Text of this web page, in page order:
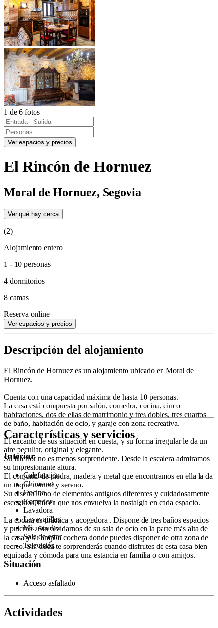
1 de 6 fotos
Ver espacios y precios
El Rincón de Hornuez
Moral de Hornuez, Segovia
Ver qué hay cerca
(2)
Alojamiento entero
1 - 10 personas
4 dormitorios
8 camas
Reserva online
Ver espacios y precios
Descripción del alojamiento
El Rincón de Hornuez es un alojamiento ubicado en Moral de
Hornuez.
Cuenta con una capacidad máxima de hasta 10 personas.
La casa está compuesta por salón, comedor, cocina, cinco
habitaciones, dos de ellas de matrimonio y tres dobles, tres cuartos
de baño, habitación de ocio, y garaje con zona recreativa.
El encanto de sus situación en cuesta, y su forma irregular le da un
aire peculiar, original y elegante.
Su interior no es menos sorprendente. Desde la escalera admiramos
su impresionante altura.
El conjunto de piedra, madera y metal que encontramos en ella la da
un toque natural y sereno.
Su diseño lleno de elementos antiguos diferentes y cuidadosamente
escogidos, hacen que nos envuelva la nostalgia en cada espacio.
La cocina es práctica y acogedora . Dispone de tres baños espacios
y pulcros . Sin olvidarnos de su sala de ocio en la parte más alta de
la casa y su amplia cochera donde puedes disponer de otra zona de
recreo. Sin duda te sorprenderás cuando disfrutes de esta casa bien
equipada y cómoda para una estancia en familia o con amigos.
Características y servicios
Interior
Calefacción
Chimenea
Cocina
Comedor
Lavadora
Lavavajillas
Microondas
Sala de estar
Televisión
Situación
Acceso asfaltado
Actividades